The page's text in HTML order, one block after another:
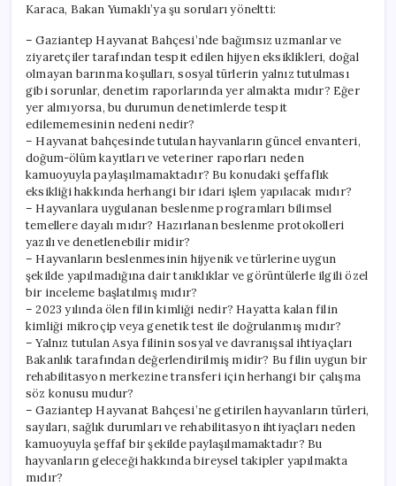
Karaca, Bakan Yumaklı’ya şu soruları yöneltti:
– Gaziantep Hayvanat Bahçesi’nde bağımsız uzmanlar ve
ziyaretçiler tarafından tespit edilen hijyen eksiklikleri, doğal
olmayan barınma koşulları, sosyal türlerin yalnız tutulması
gibi sorunlar, denetim raporlarında yer almakta mıdır? Eğer
yer almıyorsa, bu durumun denetimlerde tespit
edilememesinin nedeni nedir?
– Hayvanat bahçesinde tutulan hayvanların güncel envanteri,
doğum-ölüm kayıtları ve veteriner raporları neden
kamuoyuyla paylaşılmamaktadır? Bu konudaki şeffaflık
eksikliği hakkında herhangi bir idari işlem yapılacak mıdır?
– Hayvanlara uygulanan beslenme programları bilimsel
temellere dayalı mıdır? Hazırlanan beslenme protokolleri
yazılı ve denetlenebilir midir?
– Hayvanların beslenmesinin hijyenik ve türlerine uygun
şekilde yapılmadığına dair tanıklıklar ve görüntülerle ilgili özel
bir inceleme başlatılmış mıdır?
– 2023 yılında ölen filin kimliği nedir? Hayatta kalan filin
kimliği mikroçip veya genetik test ile doğrulanmış mıdır?
– Yalnız tutulan Asya filinin sosyal ve davranışsal ihtiyaçları
Bakanlık tarafından değerlendirilmiş midir? Bu filin uygun bir
rehabilitasyon merkezine transferi için herhangi bir çalışma
söz konusu mudur?
– Gaziantep Hayvanat Bahçesi’ne getirilen hayvanların türleri,
sayıları, sağlık durumları ve rehabilitasyon ihtiyaçları neden
kamuoyuyla şeffaf bir şekilde paylaşılmamaktadır? Bu
hayvanların geleceği hakkında bireysel takipler yapılmakta
mıdır?